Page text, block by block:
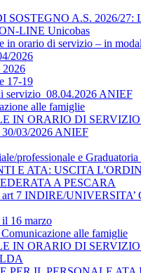
A.S. 2026/27:
LINE Unicobas
in orario di servizio – in
2026
2026
17-19
servizio_08.04.2026 ANIEF
alle famiglie
IN ORARIO DI SERVIZIO
03/2026 ANIEF
professionale e
E ATA: USCITA
A PESCARA
7 INDIRE/UNIVERSITA’
16 marzo
alle famiglie
IN ORARIO DI